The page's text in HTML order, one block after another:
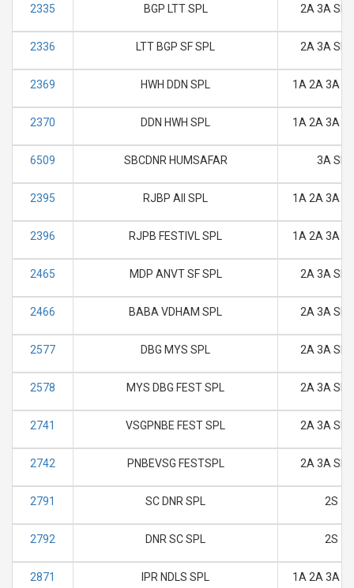
2335 BGP LTT SPL 2A 3A SL
2336 LTT BGP SF SPL 2A 3A SL
2369 HWH DDN SPL 1A 2A 3A
2370 DDN HWH SPL 1A 2A 3A
6509 SBCDNR HUMSAFAR 3A SL
2395 RJBP AII SPL 1A 2A 3A
2396 RJPB FESTIVL SPL 1A 2A 3A
2465 MDP ANVT SF SPL 2A 3A SL
2466 BABA VDHAM SPL 2A 3A SL
2577 DBG MYS SPL 2A 3A SL
2578 MYS DBG FEST SPL 2A 3A SL
2741 VSGPNBE FEST SPL 2A 3A SL
2742 PNBEVSG FESTSPL 2A 3A SL
2791 SC DNR SPL 2S
2792 DNR SC SPL 2S
2871 IPR NDLS SPL 1A 2A 3A